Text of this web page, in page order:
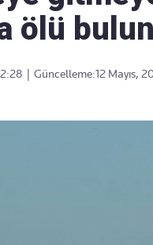
ölü
Güncelleme:12 Mayıs,